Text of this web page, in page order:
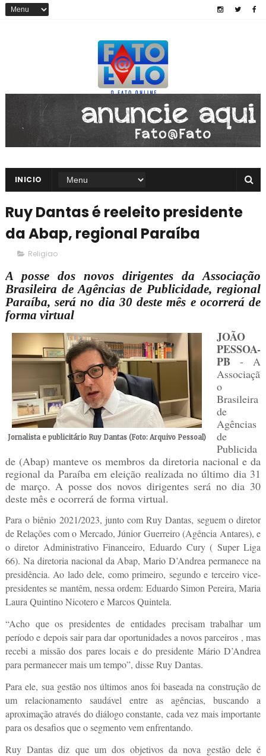
INICIO
Ruy Dantas é reeleito presidente
da Abap, regional Paraíba
Religiao
A posse dos novos dirigentes da Associação
Brasileira de Agências de Publicidade, regional
Paraíba, será no dia 30 deste mês e ocorrerá de
forma virtual
Jornalista e publicitário Ruy Dantas (Foto: Arquivo Pessoal)
JOÃO
PESSOA-
PB - A
Associaçã
o
Brasileira
de
Agências
de
Publicida
de (Abap) manteve os membros da diretoria nacional e da
regional da Paraíba em eleição realizada no último dia 31
de março. A posse dos novos dirigentes será no dia 30
deste mês e ocorrerá de forma virtual.
Para o biênio 2021/2023, junto com Ruy Dantas, seguem o diretor
de Relações com o Mercado, Júnior Guerreiro (Agência Antares), e
o diretor Administrativo Financeiro, Eduardo Cury ( Super Liga
66). Na diretoria nacional da Abap, Mario D’Andrea permanece na
presidência. Ao lado dele, como primeiro, segundo e terceiro vice-
presidentes se mantêm, nessa ordem: Eduardo Simon Pereira, Maria
Laura Quintino Nicotero e Marcos Quintela.
“Acho que os presidentes de entidades precisam trabalhar um
período e depois sair para dar oportunidades a novos parceiros , mas
recebi a missão dos pares locais e do presidente Mário D’Andrea
para permanecer mais um tempo”, disse Ruy Dantas.
Para ele, sua gestão nos últimos anos foi baseada na construção de
um relacionamento saudável entre as agências, buscando a
aproximação através do diálogo constante, cada vez mais importante
para os desafios que o segmento vem enfrentando.
Ruy Dantas diz que um dos objetivos da nova gestão dele é